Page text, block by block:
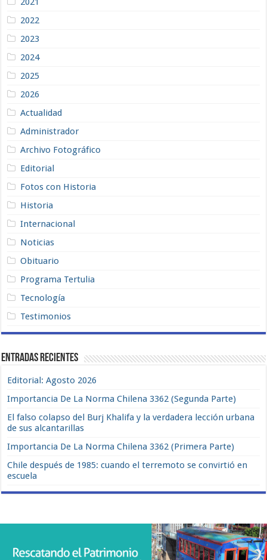
2022
2023
2024
2025
2026
Actualidad
Administrador
Archivo Fotográfico
Editorial
Fotos con Historia
Historia
Internacional
Noticias
Obituario
Programa Tertulia
Tecnología
Testimonios
Entradas recientes
Editorial: Agosto 2026
Importancia De La Norma Chilena 3362 (Segunda Parte)
El falso colapso del Burj Khalifa y la verdadera lección urbana
de sus alcantarillas
Importancia De La Norma Chilena 3362 (Primera Parte)
Chile después de 1985: cuando el terremoto se convirtió en
escuela